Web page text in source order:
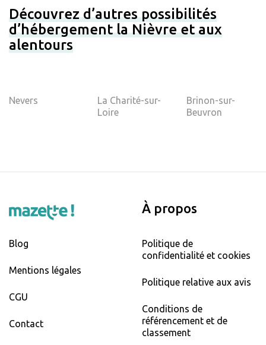
Découvrez d’autres possibilités
d’hébergement la Nièvre et aux
alentours
Nevers
La Charité-sur-
Loire
Brinon-sur-
Beuvron
Blog
Mentions légales
CGU
Contact
À propos
Politique de
confidentialité et cookies
Politique relative aux avis
Conditions de
référencement et de
classement